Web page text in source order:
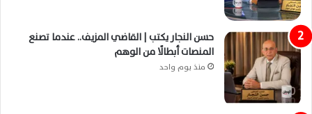
حسن النجار يكتب | القاضي المزيف.. عندما تصنع
المنصات أبطالًا من الوهم
منذ يوم واحد